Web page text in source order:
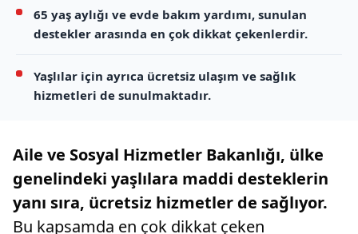
65 yaş aylığı ve evde bakım yardımı, sunulan
destekler arasında en çok dikkat çekenlerdir.
Yaşlılar için ayrıca ücretsiz ulaşım ve sağlık
hizmetleri de sunulmaktadır.
Aile ve Sosyal Hizmetler Bakanlığı, ülke
genelindeki yaşlılara maddi desteklerin
yanı sıra, ücretsiz hizmetler de sağlıyor.
Bu kapsamda en çok dikkat çeken